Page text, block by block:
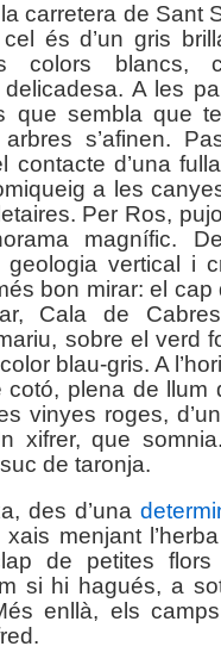
carretera de Sant
és d’un gris
colors blancs,
delicadesa. A les
que sembla que
s’afinen.
contacte d’una
a les
Per Ros,
magnífic.
vertical i
bon mirar: el
Cala de
sobre el verd
blau-gris. A
cotó, plena de llum
vinyes roges,
xifrer, que
de taronja.
des d’una
menjant
de petites flors
si hi hagués, a
enllà, els